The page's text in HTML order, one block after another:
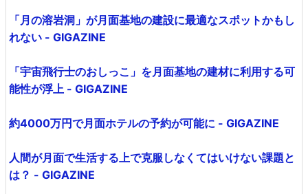
「月の溶岩洞」が月面基地の建設に最適なスポットかもし
れない - GIGAZINE
「宇宙飛行士のおしっこ」を月面基地の建材に利用する可
能性が浮上 - GIGAZINE
約4000万円で月面ホテルの予約が可能に - GIGAZINE
人間が月面で生活する上で克服しなくてはいけない課題と
は？ - GIGAZINE